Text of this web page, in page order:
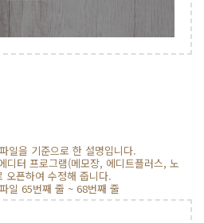
을 기준으로 한 설명입니다.
터 프로그램(메모장, 에디트플러스, 노
오픈하여 수정해 줍니다.
65번째 줄 ~ 68번째 줄